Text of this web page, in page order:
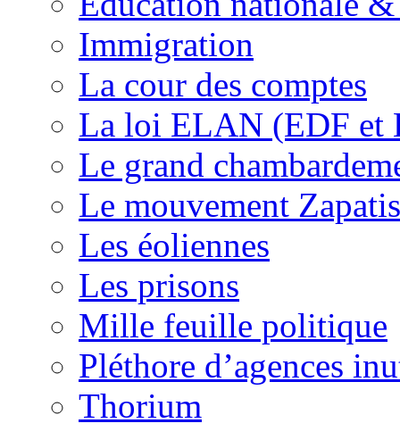
Immigration
La cour des comptes
La loi ELAN (EDF et
Le grand
Le mouvement
Les éoliennes
Les prisons
Mille feuille politique
Pléthore d’agences
Thorium